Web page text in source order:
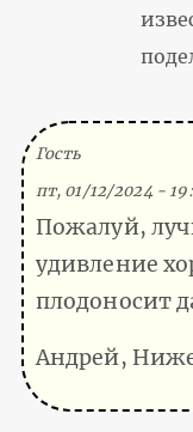
Гость
пт, 01/12/2024 -
Пожалуй,
удивление
плодоносит
Андрей,